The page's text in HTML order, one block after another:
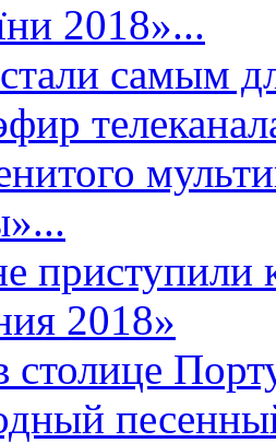
2018»...
самым
приступили
2018»